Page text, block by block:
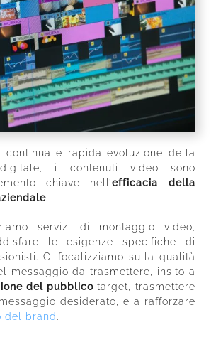
continua e rapida evoluzione della
digitale, i contenuti video sono
chiave nell’efficacia della
.
servizi di montaggio video,
le esigenze specifiche di
Ci focalizziamo sulla qualità
messaggio da trasmettere, insito a
del pubblico target, trasmettere
desiderato, e a rafforzare
del brand.